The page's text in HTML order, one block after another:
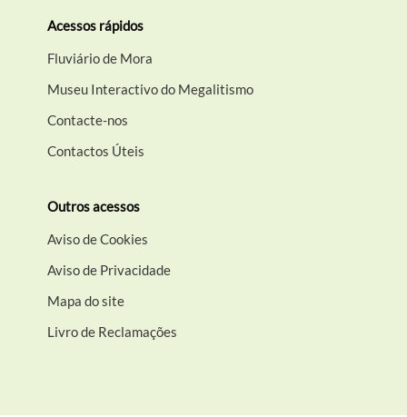
Acessos rápidos
Fluviário de Mora
Museu Interactivo do Megalitismo
Contacte-nos
Contactos Úteis
Outros acessos
Aviso de Cookies
Aviso de Privacidade
Mapa do site
Livro de Reclamações